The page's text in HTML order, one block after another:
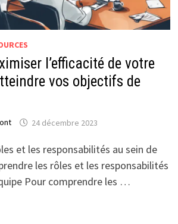
l’efficacité de votre
vos objectifs de
24 décembre 2023
et les responsabilités au sein de
les rôles et les responsabilités
Pour comprendre les …